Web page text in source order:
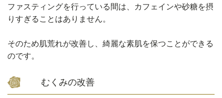
ファスティングを行っている間は、カフェインや砂糖を摂
りすぎることはありません。
そのため肌荒れが改善し、綺麗な素肌を保つことができる
のです。
むくみの改善